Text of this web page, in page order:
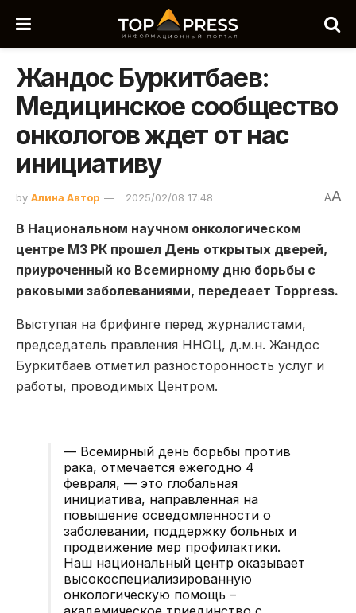
Жандос Буркитбаев:
Медицинское сообщество
онкологов ждет от нас
инициативу
by Алина Автор 2025/02/08 17:48 AA
В Национальном научном онкологическом
центре МЗ РК прошел День открытых дверей,
приуроченный ко Всемирному дню борьбы с
раковыми заболеваниями, передеает Toppress.
Выступая на брифинге перед журналистами,
председатель правления ННОЦ, д.м.н. Жандос
Буркитбаев отметил разносторонность услуг и
работы, проводимых Центром.
— Всемирный день борьбы против
рака, отмечается ежегодно 4
февраля, — это глобальная
инициатива, направленная на
повышение осведомленности о
заболевании, поддержку больных и
продвижение мер профилактики.
Наш национальный центр оказывает
высокоспециализированную
онкологическую помощь –